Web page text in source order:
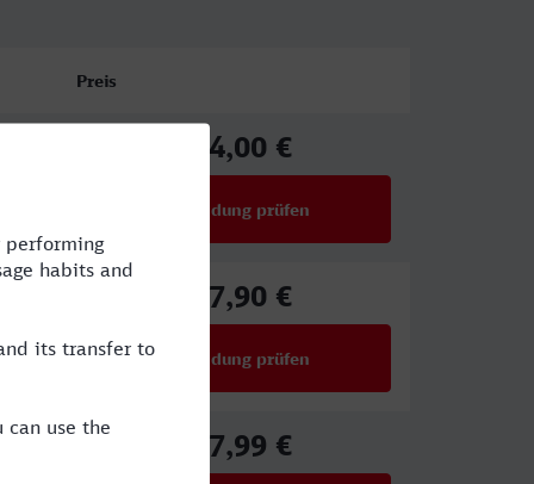
Preis
34,00 €
Verbindung prüfen
47,90 €
Verbindung prüfen
27,99 €